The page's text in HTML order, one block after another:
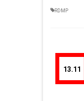
RDMP
13.11